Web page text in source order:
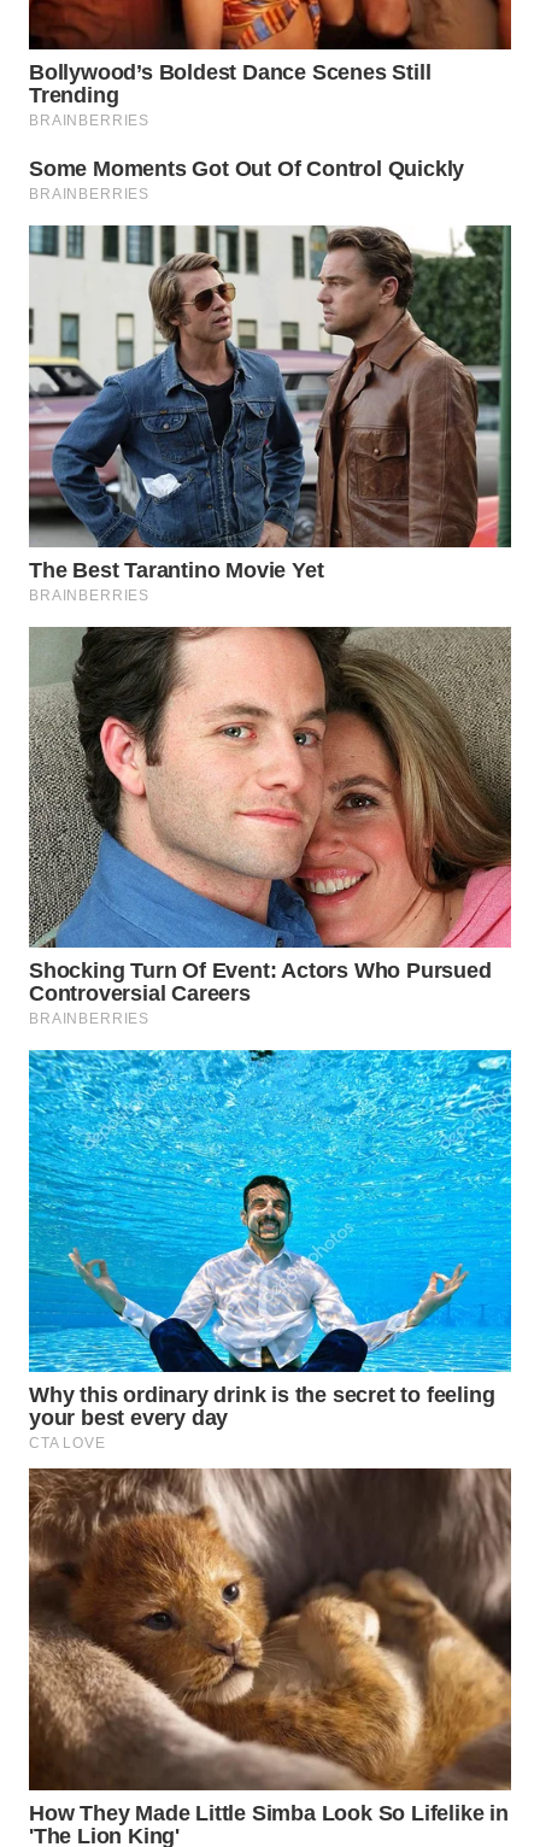
WN
WN
SERIBU
WN
TANGERANG
WN
BINJAI
WN
CIREBON
WN
INDRAMAYU
WN
WN
MAJALENGKA
WN
SUBANG
WN
SUKABUMI
WN
PURWAKARTA
PRIANGAN
TIMUR
WN
SEMARANG
WN
SOLO
WN
BOROBUDUR
WN
MADURA
WN
SURABAYA
NATUNA
WN
BINTAN
MANDALIKA